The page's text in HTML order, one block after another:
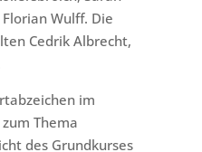
Wulff. Die
Cedrik Albrecht,
im
Thema
des Grundkurses